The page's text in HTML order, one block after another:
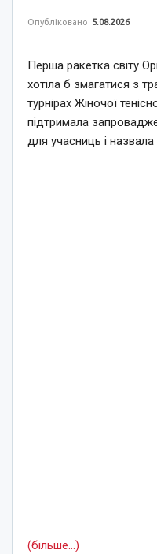
Опубліковано 5.08.2026
Перша ракетка світу
хотіла б змагатися з
турнірах Жіночої
підтримала
для учасниць і
(більше…)